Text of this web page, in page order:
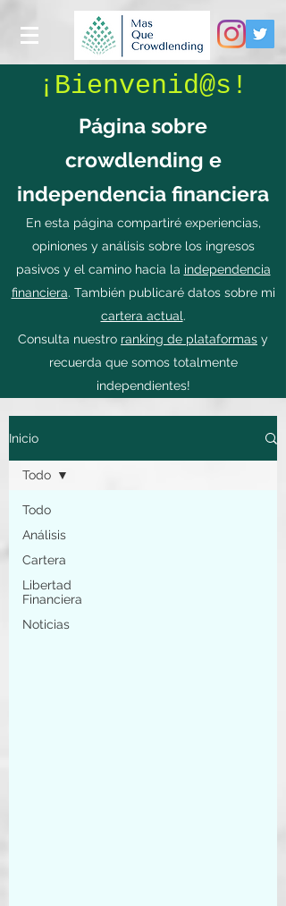
¡Bienvenid@s!
Página sobre
crowdlending e
independencia financiera
En esta página compartiré experiencias,
opiniones y análisis sobre los ingresos
pasivos y el camino hacia la independencia
financiera. También publicaré datos sobre mi
cartera actual.
Consulta nuestro ranking de plataformas y
recuerda que somos totalmente
independientes!
Inicio
Todo
Análisis
Cartera
Libertad
Financiera
Noticias
Todo